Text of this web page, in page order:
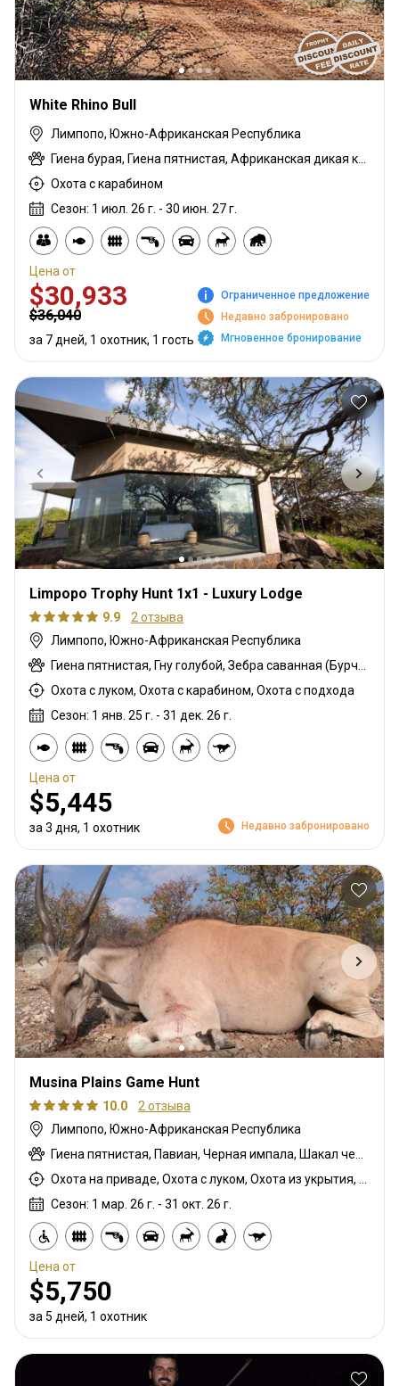
White Rhino Bull
Лимпопо, Южно-Африканская Республика
Охота с карабином
Сезон: 1 июл. 26 г. - 30 июн. 27 г.
Цена от
$30,933
$36,040
за 7 дней, 1 охотник, 1 гость
Ограниченное предложение
Недавно забронировано
Мгновенное бронирование
Limpopo Trophy Hunt 1x1 - Luxury Lodge
9.9
2 отзыва
Лимпопо, Южно-Африканская Республика
Гиена пятнистая, Гну голубой, Зебра саванная (Бурчеллова), Дукер кустарниковый, Орикс, Жираф, Импала, Куду, Бушбок (Лимпопо), Канна Ливингстона, Ньяла, Страус, Южноафриканский Конгони, Соболь, Стенбок, Бородавочник, Козёл водный
Охота с луком, Охота с карабином, Охота с подхода
Сезон: 1 янв. 25 г. - 31 дек. 26 г.
Цена от
$5,445
за 3 дня, 1 охотник Недавно забронировано
Musina Plains Game Hunt
10.0
2 отзыва
Лимпопо, Южно-Африканская Республика
Сезон: 1 мар. 26 г. - 31 окт. 26 г.
Цена от
$5,750
за 5 дней, 1 охотник